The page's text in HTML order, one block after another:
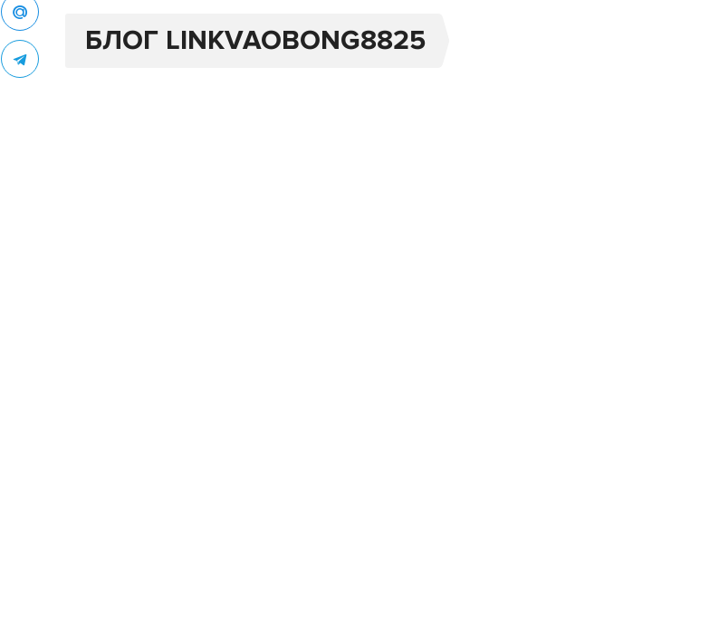
БЛОГ LINKVAOBONG8825